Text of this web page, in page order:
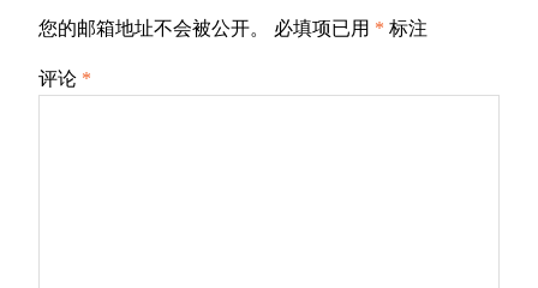
您的邮箱地址不会被公开。 必填项已用 * 标注
评论 *